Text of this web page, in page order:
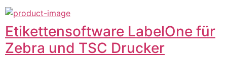
Etikettensoftware LabelOne für
Zebra und TSC Drucker